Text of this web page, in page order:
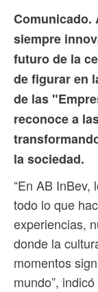
Comunicado.
siempre
futuro de la
de figurar en
de las
reconoce a
la sociedad.
“En AB InBev,
todo lo que
experiencias,
donde la
momentos
mundo”,